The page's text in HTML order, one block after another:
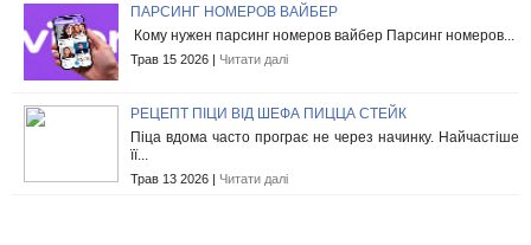
ПАРСИНГ НОМЕРОВ ВАЙБЕР
Кому нужен парсинг номеров вайбер Парсинг номеров...
Трав 15 2026 | Читати далі
РЕЦЕПТ ПІЦИ ВІД ШЕФА ПИЦЦА СТЕЙК
Піца вдома часто програє не через начинку. Найчастіше
її...
Трав 13 2026 | Читати далі